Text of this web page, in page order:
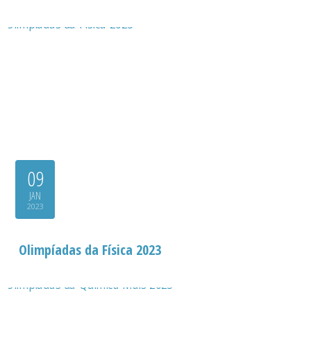
09
JAN
2023
Olimpíadas da Física 2023